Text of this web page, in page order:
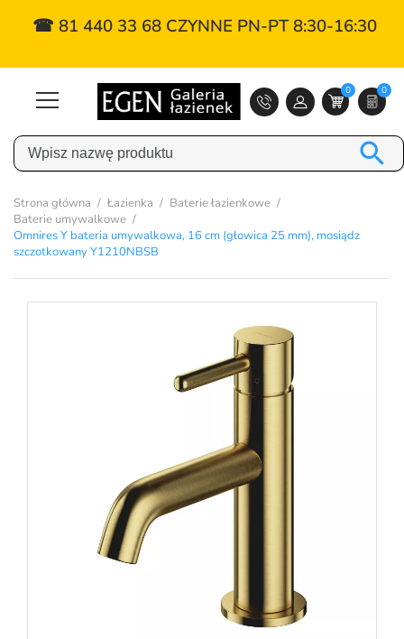
☎ 81 440 33 68 CZYNNE PN-PT 8:30-16:30
0 0

Strona główna Łazienka
Baterie łazienkowe
Baterie umywalkowe
Omnires Y bateria umywalkowa, 16 cm (głowica 25 mm), mosiądz
szczotkowany Y1210NBSB